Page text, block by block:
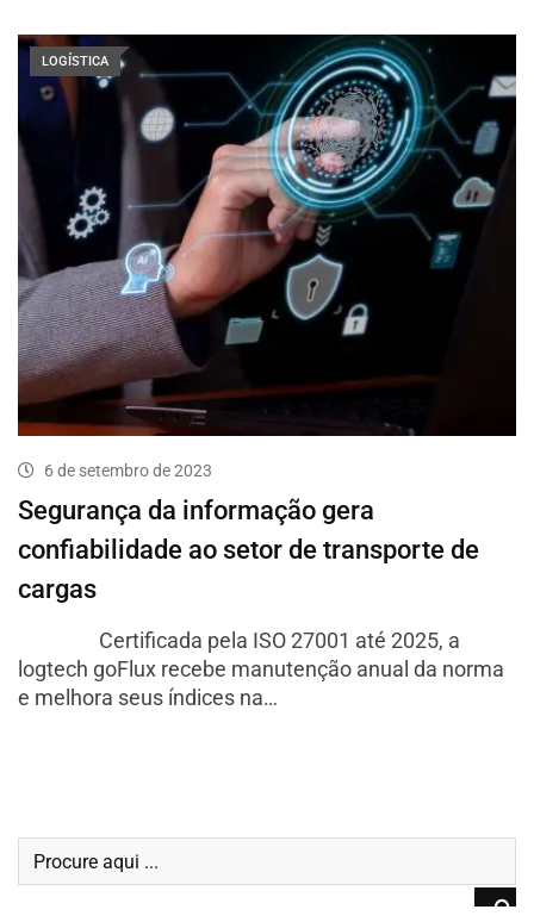
LOGÍSTICA
6 de setembro de 2023
Segurança da informação gera
confiabilidade ao setor de transporte de
cargas
Certificada pela ISO 27001 até 2025, a
logtech goFlux recebe manutenção anual da norma
e melhora seus índices na…